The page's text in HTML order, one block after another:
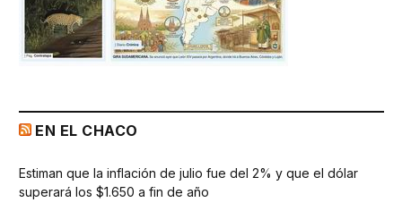
EN EL CHACO
Estiman que la inflación de julio fue del 2% y que el dólar
superará los $1.650 a fin de año